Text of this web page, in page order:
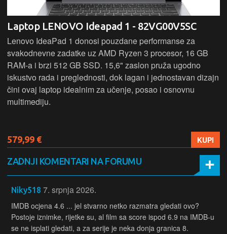
Laptop HP 15-fc0277nm - CZ9C6EA
HP 15 kombinira AMD Ryzen 5 procesor, 16 GB RAM-a i
512 GB SSD za brz i učinkovit rad. 15,6" zaslon pruža
ugodno iskustvo korištenja, dok pouzdan dizajn čini ovaj
laptop odličnim izborom za svakodnevne zadatke, učenje i
multimediju.
679,99 € KUPI
ZADNJI KOMENTARI NA FORUMU
Niky518 7. srpnja 2026.
IMDB ocjena 4.6 ... jel stvarno netko razmatra gledati ovo?
Postoje iznimke, rijetke su, al film sa score ispod 6.9 na IMDB-u
se ne isplati gledati, a za serije je neka donja granica 8.